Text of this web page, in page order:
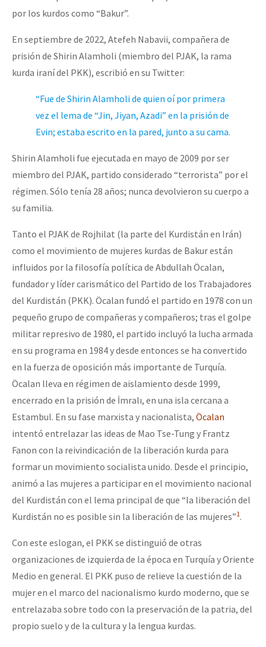
por los kurdos como “Bakur”.
En septiembre de 2022, Atefeh Nabavii, compañera de
prisión de Shirin Alamholi (miembro del PJAK, la rama
kurda iraní del PKK), escribió en su Twitter:
“Fue de Shirin Alamholi de quien oí por primera
vez el lema de “Jin, Jiyan, Azadi” en la prisión de
Evin; estaba escrito en la pared, junto a su cama.
Shirin Alamholi fue ejecutada en mayo de 2009 por ser
miembro del PJAK, partido considerado “terrorista” por el
régimen. Sólo tenía 28 años; nunca devolvieron su cuerpo a
su familia.
Tanto el PJAK de Rojhilat (la parte del Kurdistán en Irán)
como el movimiento de mujeres kurdas de Bakur están
influidos por la filosofía política de Abdullah Öcalan,
fundador y líder carismático del Partido de los Trabajadores
del Kurdistán (PKK). Öcalan fundó el partido en 1978 con un
pequeño grupo de compañeras y compañeros; tras el golpe
militar represivo de 1980, el partido incluyó la lucha armada
en su programa en 1984 y desde entonces se ha convertido
en la fuerza de oposición más importante de Turquía.
Öcalan lleva en régimen de aislamiento desde 1999,
encerrado en la prisión de İmralı, en una isla cercana a
Estambul. En su fase marxista y nacionalista, Öcalan
intentó entrelazar las ideas de Mao Tse-Tung y Frantz
Fanon con la reivindicación de la liberación kurda para
formar un movimiento socialista unido. Desde el principio,
animó a las mujeres a participar en el movimiento nacional
del Kurdistán con el lema principal de que “la liberación del
Kurdistán no es posible sin la liberación de las mujeres”1.
Con este eslogan, el PKK se distinguió de otras
organizaciones de izquierda de la época en Turquía y Oriente
Medio en general. El PKK puso de relieve la cuestión de la
mujer en el marco del nacionalismo kurdo moderno, que se
entrelazaba sobre todo con la preservación de la patria, del
propio suelo y de la cultura y la lengua kurdas.